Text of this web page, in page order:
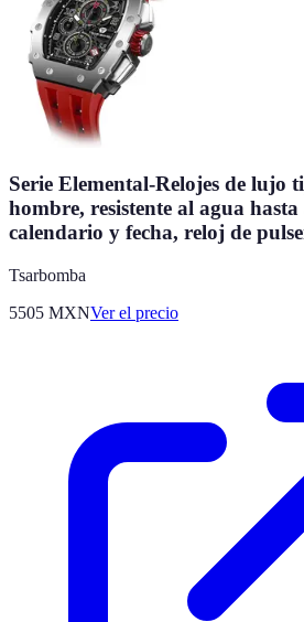
Serie Elemental-Relojes de lujo
hombre, resistente al agua
calendario y fecha, reloj de
Tsarbomba
5505 MXNVer el precio